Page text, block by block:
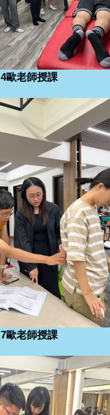
4歐老師授課
7歐老師授課